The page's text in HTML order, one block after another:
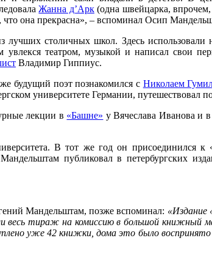
Жанна д’Арк(одна швейцарка, впрочем,
что она прекрасна», – вспоминал Осип
столичных школ. Здесь использовали
театром, музыкой и написал свои
Владимир Гиппиус.
будущий поэт познакомился с Николаем
университете Германии, путешествовал
лекции в «Башне» у Вячеслава Иванова и
В тот же год он присоединился к
публиковал в петербургских
Мандельштам, позже вспоминал: «Издание
весь тираж на комиссию в большой книжный
уже 42 книжки, дома это было